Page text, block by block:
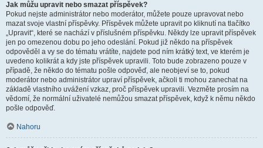
Jak můžu upravit nebo smazat příspěvek?
Pokud nejste administrátor nebo moderátor, můžete pouze upravovat nebo
mazat svoje vlastní příspěvky. Příspěvek můžete upravit po kliknutí na tlačítko
„Upravit“, které se nachází v příslušném příspěvku. Někdy lze upravit příspěvek
jen po omezenou dobu po jeho odeslání. Pokud již někdo na příspěvek
odpověděl a vy se do tématu vrátíte, najdete pod ním krátký text, ve kterém je
uvedeno kolikrát a kdy jste příspěvek upravili. Toto bude zobrazeno pouze v
případě, že někdo do tématu pošle odpověď, ale neobjeví se to, pokud
moderátor nebo administrátor upraví příspěvek, ačkoli ti mohou zanechat na
základě vlastního uvážení vzkaz, proč příspěvek upravili. Vezměte prosím na
vědomí, že normální uživatelé nemůžou smazat příspěvek, když k němu někdo
pošle odpověď.
Nahoru